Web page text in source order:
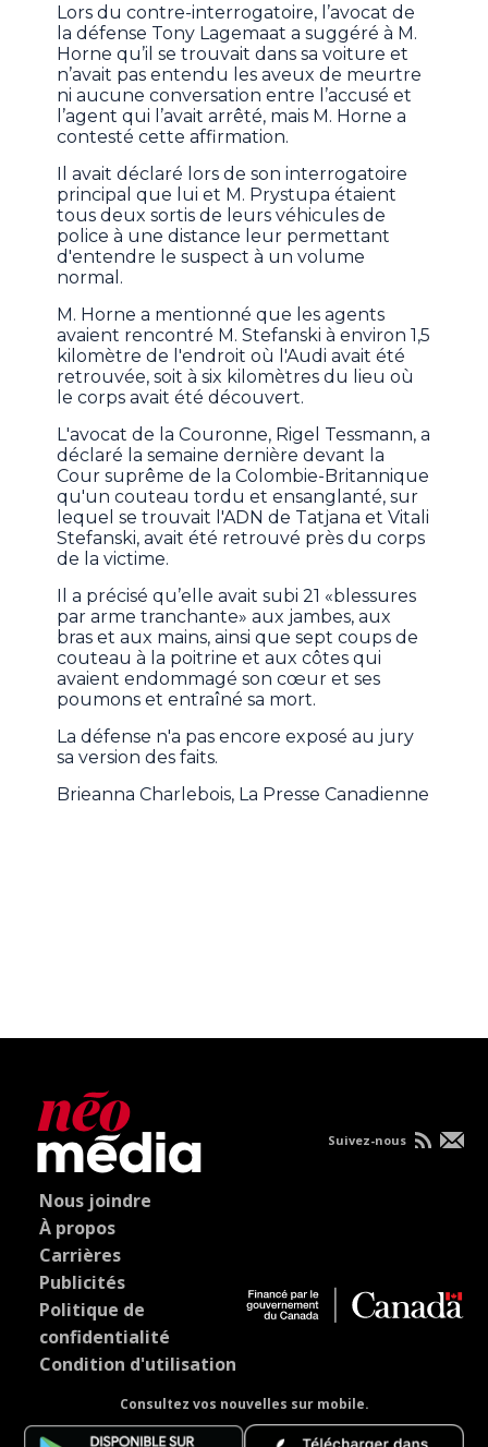
Lors du contre-interrogatoire, l’avocat de
la défense Tony Lagemaat a suggéré à M.
Horne qu’il se trouvait dans sa voiture et
n’avait pas entendu les aveux de meurtre
ni aucune conversation entre l’accusé et
l’agent qui l’avait arrêté, mais M. Horne a
contesté cette affirmation.
Il avait déclaré lors de son interrogatoire
principal que lui et M. Prystupa étaient
tous deux sortis de leurs véhicules de
police à une distance leur permettant
d'entendre le suspect à un volume
normal.
M. Horne a mentionné que les agents
avaient rencontré M. Stefanski à environ 1,5
kilomètre de l'endroit où l'Audi avait été
retrouvée, soit à six kilomètres du lieu où
le corps avait été découvert.
L'avocat de la Couronne, Rigel Tessmann, a
déclaré la semaine dernière devant la
Cour suprême de la Colombie-Britannique
qu'un couteau tordu et ensanglanté, sur
lequel se trouvait l'ADN de Tatjana et Vitali
Stefanski, avait été retrouvé près du corps
de la victime.
Il a précisé qu’elle avait subi 21 «blessures
par arme tranchante» aux jambes, aux
bras et aux mains, ainsi que sept coups de
couteau à la poitrine et aux côtes qui
avaient endommagé son cœur et ses
poumons et entraîné sa mort.
La défense n'a pas encore exposé au jury
sa version des faits.
Brieanna Charlebois, La Presse Canadienne
Nous joindre
À propos
Carrières
Publicités
Politique de
confidentialité
Condition d'utilisation
Consultez vos nouvelles sur mobile.
Suivez-nous